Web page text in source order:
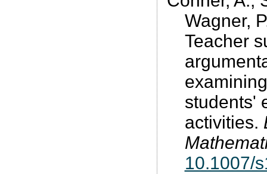
Wagner,
Teacher
students'
activities.
10.1007/